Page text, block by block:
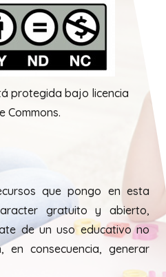
protegida bajo licencia
Commons.
que pongo en esta
gratuito y abierto,
de un uso educativo no
consecuencia, generar